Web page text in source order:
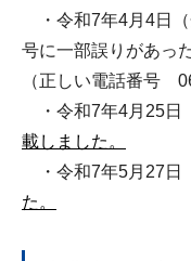
・令和7年4月4日（
号に一部誤りがあっ
（正しい電話番号
・令和7年4月25日
載しました。
・令和7年5月27日
た。